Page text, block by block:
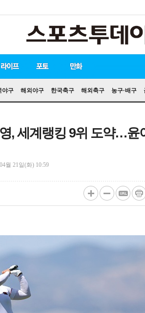
야구 해외야구 한국축구 해외축구 농구·배구
라이프
, 세계랭킹 9위 도약…윤
월 21일(화) 10:59